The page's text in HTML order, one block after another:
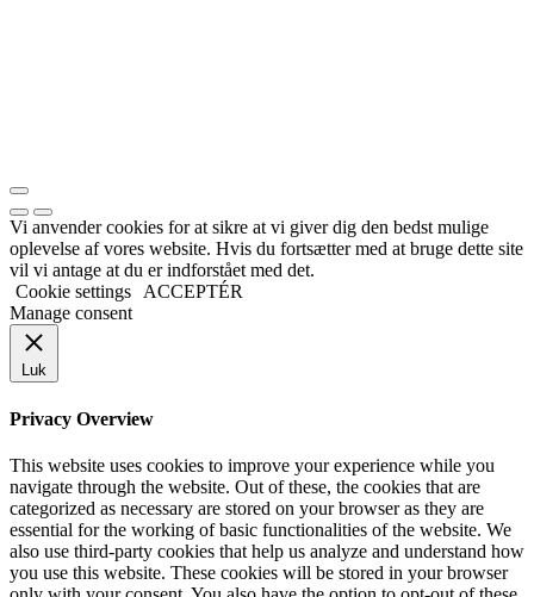
Vi anvender cookies for at sikre at vi giver dig den bedst mulige
oplevelse af vores website. Hvis du fortsætter med at bruge dette site
vil vi antage at du er indforstået med det.
Cookie settings
ACCEPTÉR
Manage consent
Luk
Privacy Overview
This website uses cookies to improve your experience while you
navigate through the website. Out of these, the cookies that are
categorized as necessary are stored on your browser as they are
essential for the working of basic functionalities of the website. We
also use third-party cookies that help us analyze and understand how
you use this website. These cookies will be stored in your browser